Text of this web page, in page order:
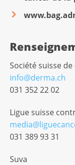
Société suisse
info@derma.ch
031 352 22 02
Ligue suisse
031 389 93 31
Suva